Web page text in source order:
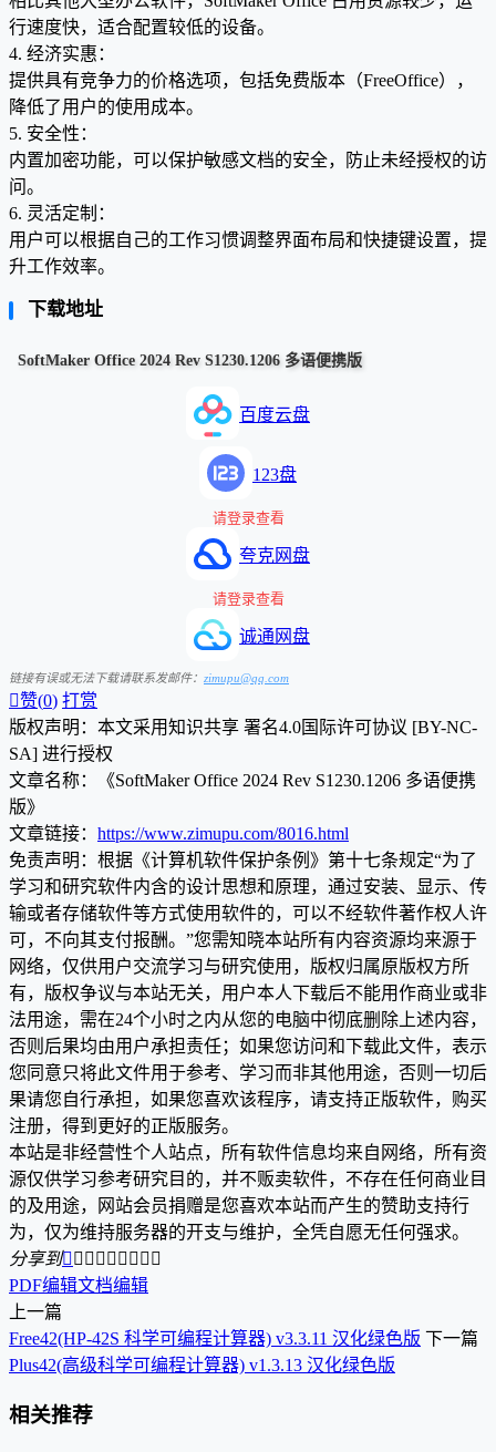
行速度快，适合配置较低的设备。
4. 经济实惠：
提供具有竞争力的价格选项，包括免费版本（FreeOffice），
降低了用户的使用成本。
5. 安全性：
内置加密功能，可以保护敏感文档的安全，防止未经授权的访
问。
6. 灵活定制：
用户可以根据自己的工作习惯调整界面布局和快捷键设置，提
升工作效率。
下载地址
SoftMaker Office 2024 Rev S1230.1206 多语便携版
百度云盘
123盘
请登录查看
夸克网盘
请登录查看
诚通网盘
链接有误或无法下载请联系发邮件： zimupu@qq.com
赞(0) 打赏
版权声明：本文采用知识共享 署名4.0国际许可协议 [BY-NC-
SA] 进行授权
文章名称：《SoftMaker Office 2024 Rev S1230.1206 多语便携
版》
文章链接： https://www.zimupu.com/8016.html
免责声明：根据《计算机软件保护条例》第十七条规定“为了
学习和研究软件内含的设计思想和原理，通过安装、显示、传
输或者存储软件等方式使用软件的，可以不经软件著作权人许
可，不向其支付报酬。”您需知晓本站所有内容资源均来源于
网络，仅供用户交流学习与研究使用，版权归属原版权方所
有，版权争议与本站无关，用户本人下载后不能用作商业或非
法用途，需在24个小时之内从您的电脑中彻底删除上述内容，
否则后果均由用户承担责任；如果您访问和下载此文件，表示
您同意只将此文件用于参考、学习而非其他用途，否则一切后
果请您自行承担，如果您喜欢该程序，请支持正版软件，购买
注册，得到更好的正版服务。
本站是非经营性个人站点，所有软件信息均来自网络，所有资
源仅供学习参考研究目的，并不贩卖软件，不存在任何商业目
的及用途，网站会员捐赠是您喜欢本站而产生的赞助支持行
为，仅为维持服务器的开支与维护，全凭自愿无任何强求。
分享到        
PDF编辑文档编辑
上一篇
Free42(HP-42S 科学可编程计算器) v3.3.11 汉化绿色版 下一篇
Plus42(高级科学可编程计算器) v1.3.13 汉化绿色版
相关推荐